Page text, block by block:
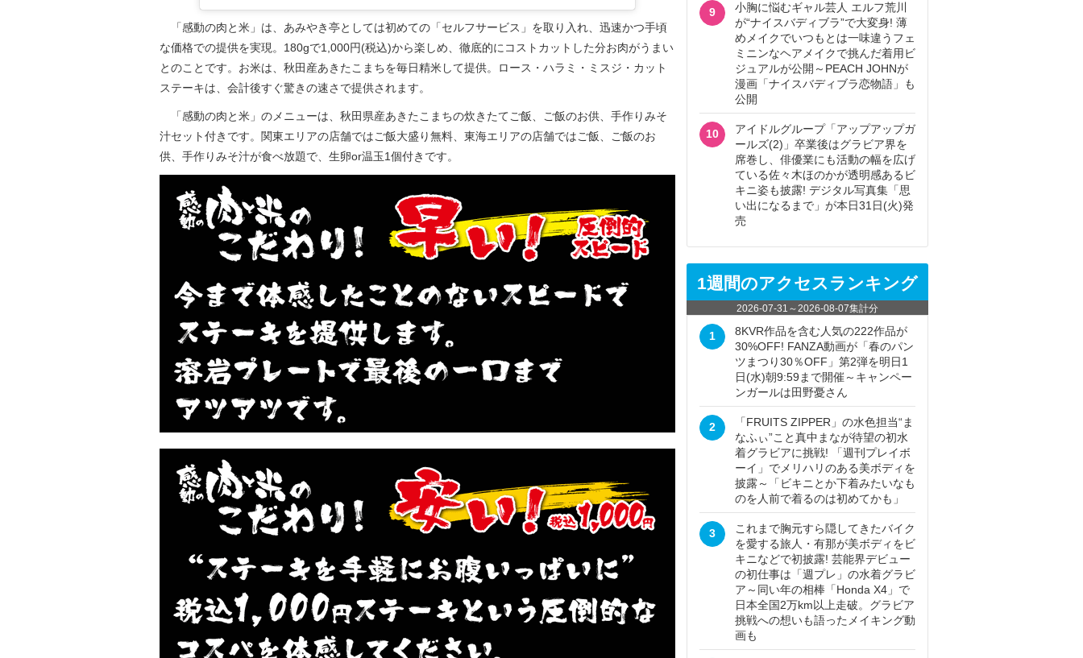
「感動の肉と米」は、あみやき亭としては初めての「セルフサービス」を取り入れ、迅速かつ手頃
な価格での提供を実現。180gで1,000円(税込)から楽しめ、徹底的にコストカットした分お肉がうまい
とのことです。お米は、秋田産あきたこまちを毎日精米して提供。ロース・ハラミ・ミスジ・カット
ステーキは、会計後すぐ驚きの速さで提供されます。
「感動の肉と米」のメニューは、秋田県産あきたこまちの炊きたてご飯、ご飯のお供、手作りみそ
汁セット付きです。関東エリアの店舗ではご飯大盛り無料、東海エリアの店舗ではご飯、ご飯のお
供、手作りみそ汁が食べ放題で、生卵or温玉1個付きです。
9
小胸に悩むギャル芸人 エルフ荒川
が“ナイスバディブラ”で大変身! 薄
めメイクでいつもとは一味違うフェ
ミニンなヘアメイクで挑んだ着用ビ
ジュアルが公開～PEACH JOHNが
漫画「ナイスバディブラ恋物語」も
公開
10
アイドルグループ「アップアップガ
ールズ(2)」卒業後はグラビア界を
席巻し、俳優業にも活動の幅を広げ
ている佐々木ほのかが透明感あるビ
キニ姿も披露! デジタル写真集「思
い出になるまで」が本日31日(火)発
売
1週間のアクセスランキング
2026-07-31 ～2026-08-07集計分
1
8KVR作品を含む人気の222作品が
30%OFF! FANZA動画が「春のパン
ツまつり30％OFF」第2弾を明日1
日(水)朝9:59まで開催～キャンペー
ンガールは田野憂さん
2
「FRUITS ZIPPER」の水色担当“ま
なふぃ”こと真中まなが待望の初水
着グラビアに挑戦! 「週刊プレイボ
ーイ」でメリハリのある美ボディを
披露～「ビキニとか下着みたいなも
のを人前で着るのは初めてかも」
3
これまで胸元すら隠してきたバイク
を愛する旅人・有那が美ボディをビ
キニなどで初披露! 芸能界デビュー
の初仕事は「週プレ」の水着グラビ
ア～同い年の相棒「Honda X4」で
日本全国2万km以上走破。グラビア
挑戦への想いも語ったメイキング動
画も